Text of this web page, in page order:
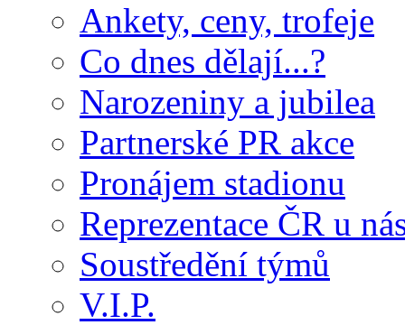
Ankety, ceny, trofeje
Co dnes dělají...?
Narozeniny a jubilea
Partnerské PR akce
Pronájem stadionu
Reprezentace ČR u
Soustředění týmů
V.I.P.